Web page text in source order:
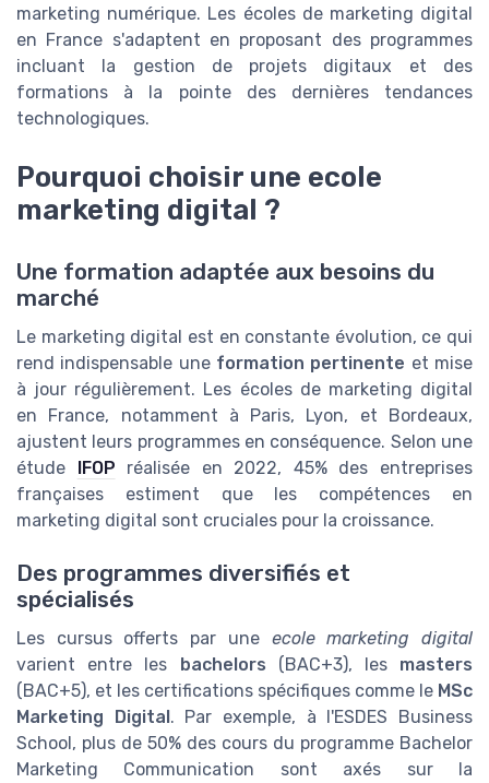
marketing numérique. Les écoles de marketing digital
en France s'adaptent en proposant des programmes
incluant la gestion de projets digitaux et des
formations à la pointe des dernières tendances
technologiques.
Pourquoi choisir une ecole
marketing digital ?
Une formation adaptée aux besoins du
marché
Le marketing digital est en constante évolution, ce qui
rend indispensable une formation pertinente et mise
à jour régulièrement. Les écoles de marketing digital
en France, notamment à Paris, Lyon, et Bordeaux,
ajustent leurs programmes en conséquence. Selon une
étude IFOP réalisée en 2022, 45% des entreprises
françaises estiment que les compétences en
marketing digital sont cruciales pour la croissance.
Des programmes diversifiés et
spécialisés
Les cursus offerts par une ecole marketing digital
varient entre les bachelors (BAC+3), les masters
(BAC+5), et les certifications spécifiques comme le MSc
Marketing Digital. Par exemple, à l'ESDES Business
School, plus de 50% des cours du programme Bachelor
Marketing Communication sont axés sur la